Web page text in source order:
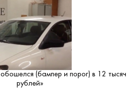
(бампер и порог) в 12 тысяч
рублей»